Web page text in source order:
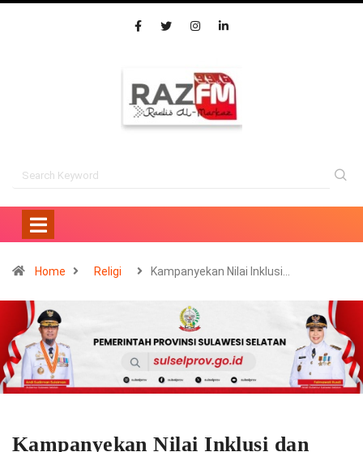
Home Religi Kampanyekan Nilai Inklusi…
Kampanyekan Nilai Inklusi dan